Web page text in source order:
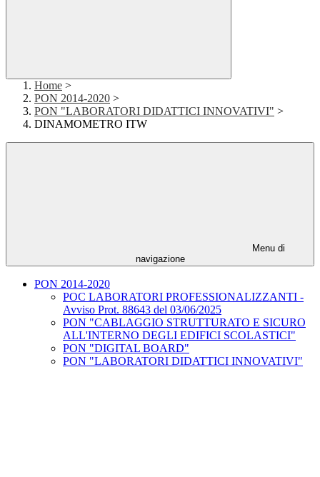
Home >
PON 2014-2020 >
PON "LABORATORI DIDATTICI INNOVATIVI" >
DINAMOMETRO ITW
Menu di
navigazione
PON 2014-2020
POC LABORATORI PROFESSIONALIZZANTI -
Avviso Prot. 88643 del 03/06/2025
PON "CABLAGGIO STRUTTURATO E SICURO
ALL'INTERNO DEGLI EDIFICI SCOLASTICI"
PON "DIGITAL BOARD"
PON "LABORATORI DIDATTICI INNOVATIVI"